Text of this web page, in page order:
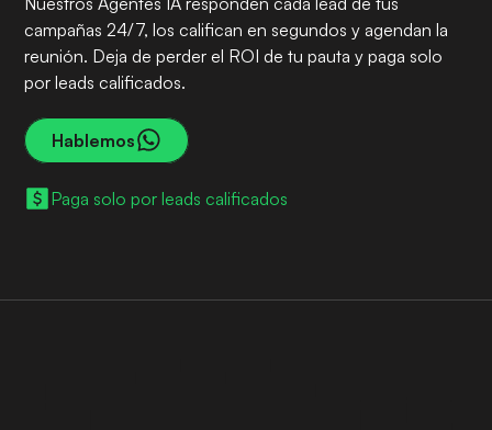
campañas 24/7, los califican en segundos y agendan la
reunión. Deja de perder el ROI de tu pauta y paga solo
por leads calificados.
Hablemos
Paga solo por leads calificados